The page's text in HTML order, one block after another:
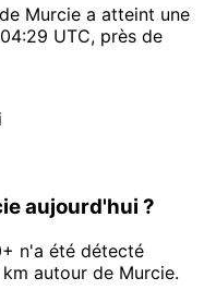
Murcie a atteint une
UTC, près de
aujourd'hui ?
n'a été détecté
autour de Murcie.